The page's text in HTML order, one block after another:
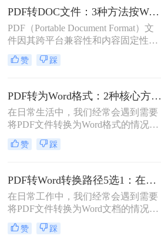
助大家轻松应对这一需求。
PDF转DOC文件：3种方法按Word版本兼容性选择！
PDF（Portable Document Format）文
件因其跨平台兼容性和内容固定性而
广受欢迎，但在某些情况下，我们可
能需要将其转换为DOC（Microsoft
那么pdf文件怎么转换成doc文件呢？
本文将介绍三种将PDF文件转换成
DOC文件的方法。
赞 踩
PDF转为Word格式：2种核心方法的适用场景和操作差异！
在日常生活中，我们经常会遇到需要
将PDF文件转换为Word格式的情况，
以便于编辑和修改文件内容。那么如
何将pdf转为word格式呢？本文将介绍
赞 踩
PDF转Word转换路径5选1：在线、软件、手机端各场景最优解！
在日常工作中，我们经常会遇到需要
将PDF文件转换为Word文档的情况，
以便对内容进行编辑或修改。那么pdf
转word怎么转呢？本文将介绍五种将
赞 踩